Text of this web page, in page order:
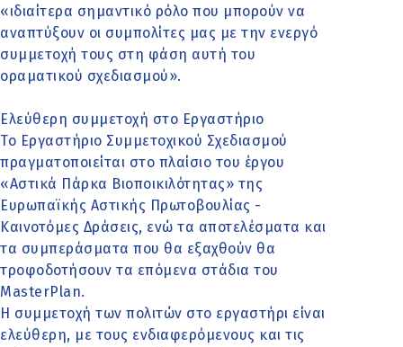
«ιδιαίτερα σημαντικό ρόλο που μπορούν να
αναπτύξουν οι συμπολίτες μας με την ενεργό
συμμετοχή τους στη φάση αυτή του
οραματικού σχεδιασμού».
Ελεύθερη συμμετοχή στο Εργαστήριο
Το Εργαστήριο Συμμετοχικού Σχεδιασμού
πραγματοποιείται στο πλαίσιο του έργου
«Αστικά Πάρκα Βιοποικιλότητας» της
Ευρωπαϊκής Αστικής Πρωτοβουλίας -
Καινοτόμες Δράσεις, ενώ τα αποτελέσματα και
τα συμπεράσματα που θα εξαχθούν θα
τροφοδοτήσουν τα επόμενα στάδια του
MasterPlan.
Η συμμετοχή των πολιτών στο εργαστήρι είναι
ελεύθερη, με τους ενδιαφερόμενους και τις